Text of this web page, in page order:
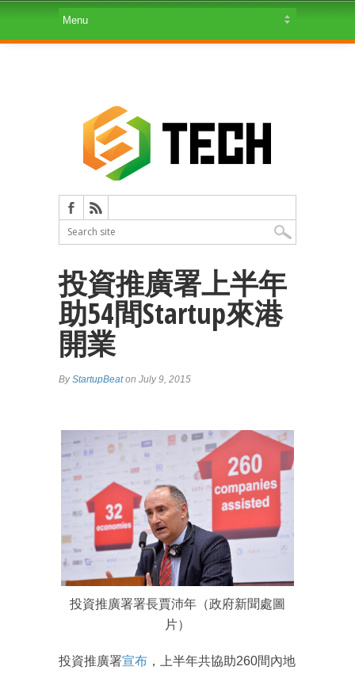
投資推廣署上半年
助54間Startup來港
開業
ByStartupBeaton July 9, 2015
投資推廣署署長賈沛年（政府新聞處圖
片）
投資推廣署宣布 ，上半年共協助260間內地